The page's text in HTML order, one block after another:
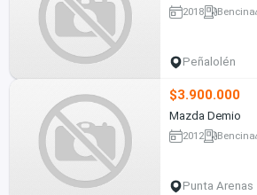
2018 Bencina
Peñalolén
$3.900.000
Mazda Demio
2012 Bencina
Punta Arenas